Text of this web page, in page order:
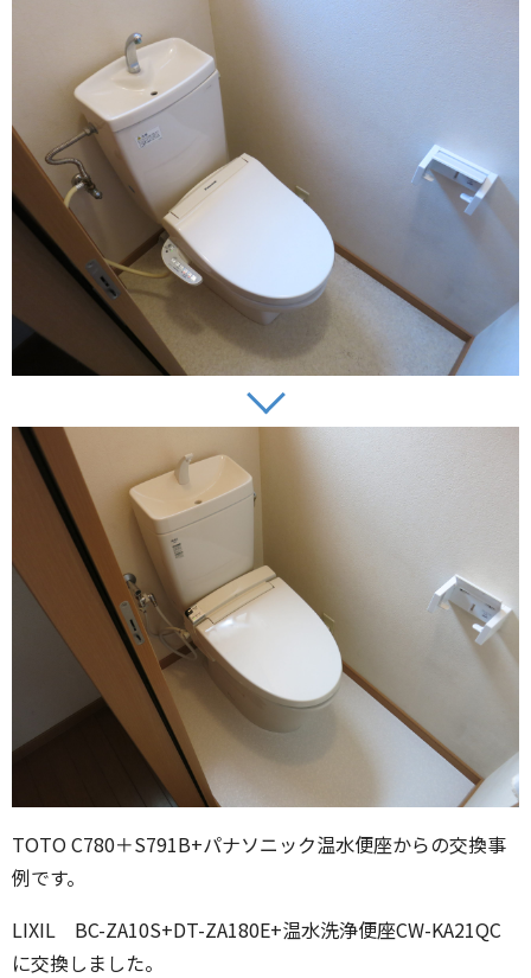
TOTO C780＋S791B+パナソニック温水便座からの交換事
例です。
LIXIL BC-ZA10S+DT-ZA180E+温水洗浄便座CW-KA21QC
に交換しました。